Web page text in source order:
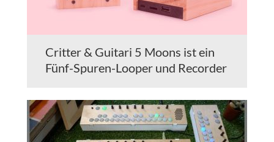
Critter & Guitari 5 Moons ist ein
Fünf-Spuren-Looper und Recorder